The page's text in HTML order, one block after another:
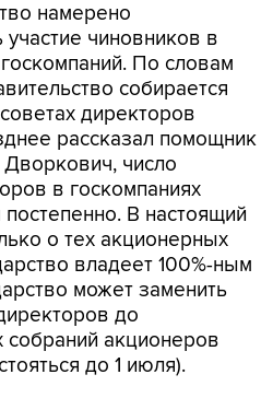
намерено
участие чиновников в
По словам
собирается
директоров
рассказал помощник
число
в госкомпаниях
постепенно. В настоящий
о тех акционерных
владеет 100%-ным
может заменить
до
акционеров
до 1 июля).